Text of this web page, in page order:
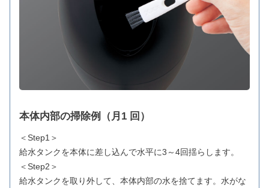
本体内部の掃除例（月1 回）
＜Step1＞
給水タンクを本体に差し込んで水平に3～4回揺らします。
＜Step2＞
給水タンクを取り外して、本体内部の水を捨てます。水がな